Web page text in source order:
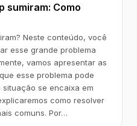
sumiram: Como
Neste conteúdo, você
esse grande problema
vamos apresentar as
esse problema pode
situação se encaixa em
como resolver
comuns. Por…